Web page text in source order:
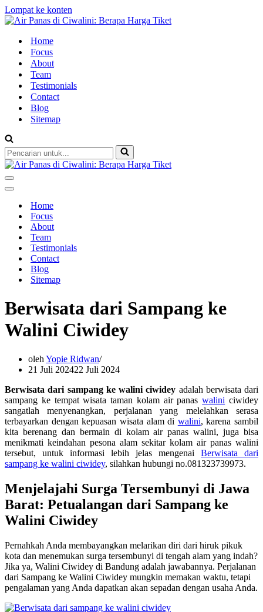
Lompat ke konten
Home
Focus
About
Team
Testimonials
Contact
Blog
Sitemap
Pencarian
untuk...
Menu
Navigasi
Menu
NavigasiHome
Focus
About
Team
Testimonials
Contact
Blog
Sitemap
Berwisata dari Sampang ke
Walini Ciwidey
oleh Yopie Ridwan
21 Juli 202422 Juli 2024
Berwisata dari sampang ke walini ciwidey adalah berwisata dari
sampang ke tempat wisata taman kolam air panaswalini ciwidey
sangatlah menyenangkan, perjalanan yang melelahkan serasa
terbayarkan dengan kepuasan wisata alam di walini, karena sambil
kita berenang dan bermain di kolam air panas walini, juga bisa
menikmati keindahan pesona alam sekitar kolam air panas walini
tersebut, untuk informasi lebih jelas mengenai Berwisata dari
sampang ke walini ciwidey, silahkan hubungi no.081323739973.
Menjelajahi Surga Tersembunyi di Jawa
Barat: Petualangan dari Sampang ke
Walini Ciwidey
Pernahkah Anda membayangkan melarikan diri dari hiruk pikuk
kota dan menemukan surga tersembunyi di tengah alam yang indah?
Jika ya, Walini Ciwidey di Bandung adalah jawabannya. Perjalanan
dari Sampang ke Walini Ciwidey mungkin memakan waktu, tetapi
pengalaman yang Anda dapatkan akan sepadan dengan usaha Anda.